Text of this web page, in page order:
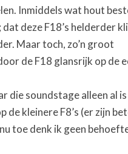
Inmiddels wat hout
deze F18’s helderder
Maar toch, zo’n groot
de F18 glansrijk op de
die soundstage alleen al
kleinere F8’s (er zijn
toe denk ik geen